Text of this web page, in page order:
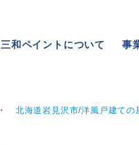
三和ペイントについて 事
北海道岩見沢市/洋風戸建ての